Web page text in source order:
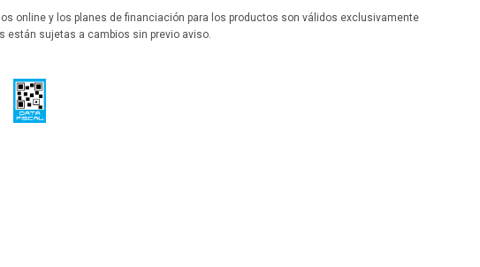
online y los planes de financiación para los productos son válidos exclusivamente
están sujetas a cambios sin previo aviso.